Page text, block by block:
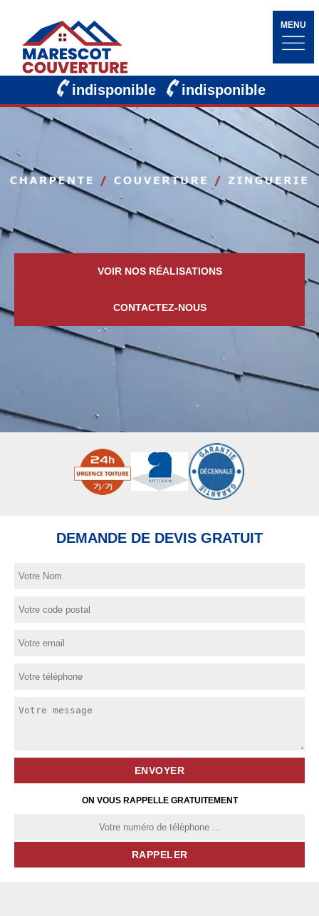
MENU
indisponible indisponible
VOIR NOS RÉALISATIONS
CONTACTEZ-NOUS
DEMANDE DE DEVIS GRATUIT
ON VOUS RAPPELLE GRATUITEMENT